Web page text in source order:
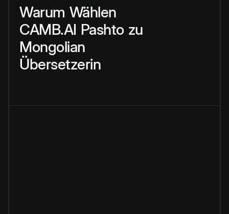
Warum Wählen
CAMB.AI Pashto zu
Mongolian
Übersetzerin